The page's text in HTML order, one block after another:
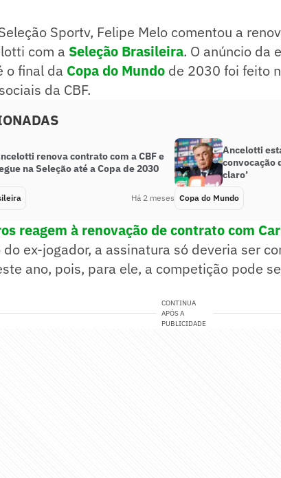
Sportv, Felipe Melo comentou a
com a Seleção Brasileira. O anúncio da
o final da Copa do Mundo de 2030 foi feito
da CBF.
renova contrato com a CBF e
na Seleção até a Copa de 2030
Há 2 meses
Ancelotti
convocação
claro’
Copa do Mundo
reagem à renovação de contrato com
do ex-jogador, a assinatura só deveria ser
ano, pois, para ele, a competição pode
CONTINUA
APÓS A
PUBLICIDADE